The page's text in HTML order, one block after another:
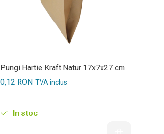
Pungi Hartie Kraft Natur 17x7x27 cm
0,12 RON TVA inclus
In stoc